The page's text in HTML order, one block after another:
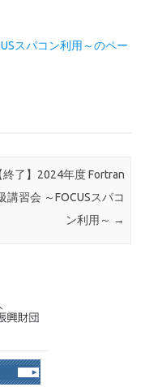
スパコン利用～のペー
終了】2024年度 Fortran
講習会 ～FOCUSスパコ
ン利用～ →